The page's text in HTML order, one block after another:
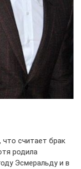
считает брак
родила
Эсмеральду и в